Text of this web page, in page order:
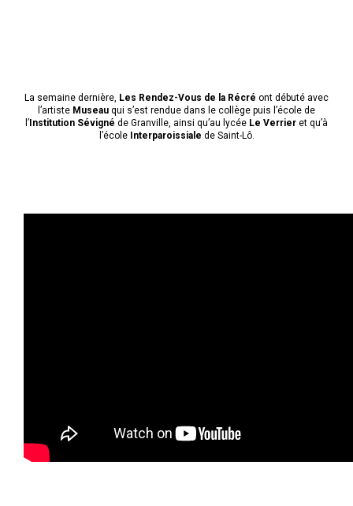
La semaine dernière, Les Rendez-Vous de la Récré ont débuté avec
l’artiste Museau qui s’est rendue dans le collège puis l’école de
l’Institution Sévigné de Granville, ainsi qu’au lycée Le Verrier et qu’à
l’écoleInterparoissiale de Saint-Lô.